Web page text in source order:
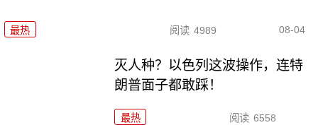
最热 阅读 4989 08-04
灭人种？以色列这波操作，连特
朗普面子都敢踩！
最热 阅读 6558